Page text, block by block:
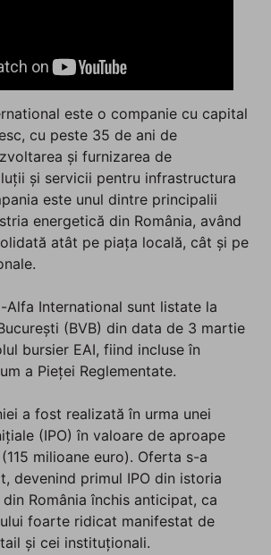
este o companie cu capital
cu peste 35 de ani de
și furnizarea de
și servicii pentru infrastructura
este unul dintre principalii
energetică din România, având
atât pe piața locală, cât și pe
Alfa International sunt listate la
(BVB) din data de 3 martie
bursier EAI, fiind incluse în
a Pieței Reglementate.
a fost realizată în urma unei
(IPO) în valoare de aproape
milioane euro). Oferta s-a
devenind primul IPO din istoria
România închis anticipat, ca
foarte ridicat manifestat de
și cei instituționali.